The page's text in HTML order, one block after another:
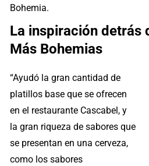
Bohemia.
La inspiración detrás
Más Bohemias
“Ayudó la gran cantidad de
platillos base que se ofrecen
en el restaurante Cascabel, y
la gran riqueza de sabores que
se presentan en una cerveza,
como los sabores